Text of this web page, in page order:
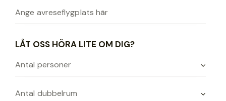
LÅT OSS HÖRA LITE OM DIG?